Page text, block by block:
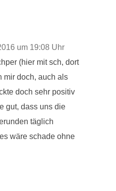
um 19:08 Uhr
(hier mit sch, dort
mir doch, auch als
doch sehr positiv
gut, dass uns die
täglich
wäre schade ohne